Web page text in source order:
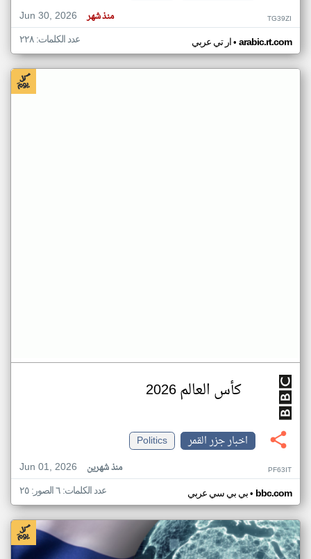
Jun 30, 2026
منذ شهر TG39ZI
ار تي عربي• arabic.rt.com عدد الكلمات: ٢٢٨
كأس العالم 2026
اخبار جزر القمر
Politics
Jun 01, 2026
منذ شهرين PF63IT
بي بي سي عربي• bbc.com عدد الكلمات: ٦ الصور: ٢٥